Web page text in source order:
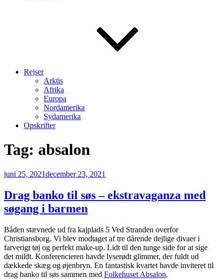
Rejser
Arktis
Afrika
Europa
Nordamerika
Sydamerika
Opskrifter
Tag: absalon
Udgivet
juni 25, 2021december 23, 2021
Drag banko til søs – ekstravaganza med
søgang i barmen
Båden stævnede ud fra kajplads 5 Ved Stranden overfor
Christiansborg. Vi blev modtaget af tre dårende dejlige divaer i
farverigt tøj og perfekt make-up. Lidt til den tunge side for at sige
det mildt. Konferencieren havde lyserødt glimmer, der fuldt ud
dækkede skæg og øjenbryn. En fantastisk kvartet havde inviteret til
drag banko til søs sammen med Folkehuset Absalon.